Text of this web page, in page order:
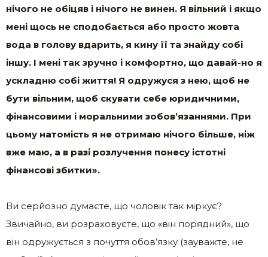
нічого не обіцяв і нічого не винен. Я вільний і якщо
мені щось не сподобається або просто жовта
вода в голову вдарить, я кину її та знайду собі
іншу. І мені так зручно і комфортно, що давай-но я
ускладню собі життя! Я одружуся з нею, щоб не
бути вільним, щоб скувати себе юридичними,
фінансовими і моральними зобов’язаннями. При
цьому натомість я не отримаю нічого більше, ніж
вже маю, а в разі розлучення понесу істотні
фінансові збитки».
Ви серйозно думаєте, що чоловік так міркує?
Звичайно, ви розраховуєте, що «він порядний», що
він одружується з почуття обов’язку (зауважте, не